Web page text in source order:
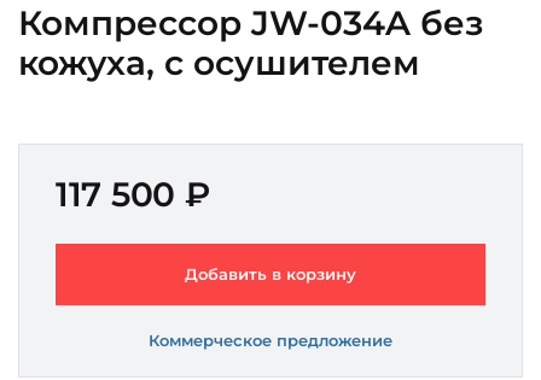
Компрессор JW-034A без
кожуха, с осушителем
117 500 ₽
Добавить в корзину
Коммерческое предложение